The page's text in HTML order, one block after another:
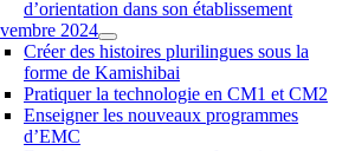
d’orientation dans son établissement
2024
Créer des histoires plurilingues sous la
forme de Kamishibai
Pratiquer la technologie en CM1 et CM2
Enseigner les nouveaux programmes
d’EMC